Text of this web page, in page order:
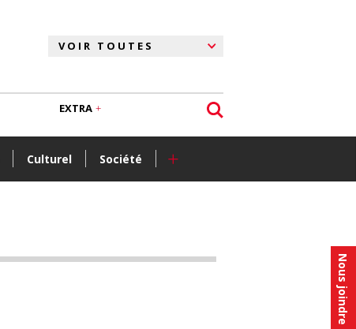
Nous joindre
Culturel Société +
EXTRA